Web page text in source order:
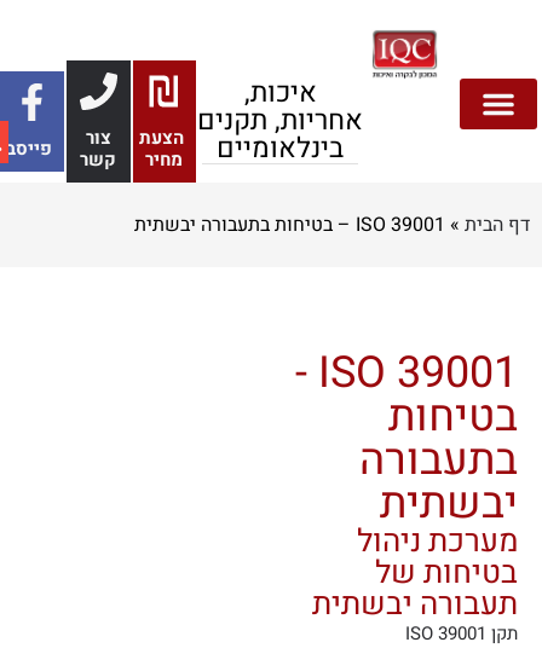
איכות,
אחריות, תקנים
בינלאומיים
הצעת
מחיר
צור
קשר
פייסבוק
הבית»ISO 39001 – בטיחות בתעבורה יבשתית
ISO 39001 -
בטיחות
בתעבורה
יבשתית
מערכת ניהול
בטיחות של
תעבורה יבשתית
תקן ISO 39001